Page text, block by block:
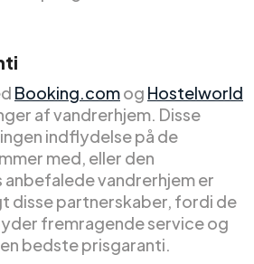
Booking.comog Hostelworld
af vandrerhjem. Disse
indflydelse på de
med, eller den
vandrerhjem er
disse partnerskaber, fordi de
fremragende service og
bedste prisgaranti.